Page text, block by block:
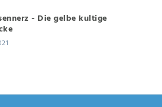
- Die gelbe kultige